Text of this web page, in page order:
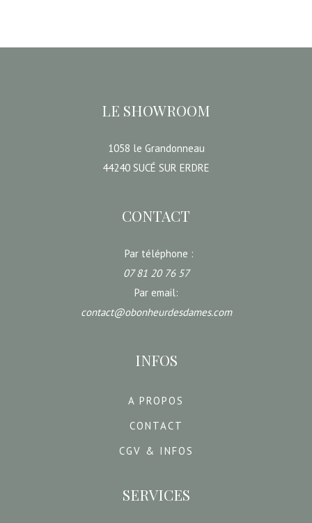
LE SHOWROOM
1058 le Grandonneau
44240 SUCÉ SUR ERDRE
CONTACT
Par téléphone :
07 81 20 76 57
Par email:
contact@obonheurdesdames.com
INFOS
A PROPOS
CONTACT
CGV & INFOS
SERVICES